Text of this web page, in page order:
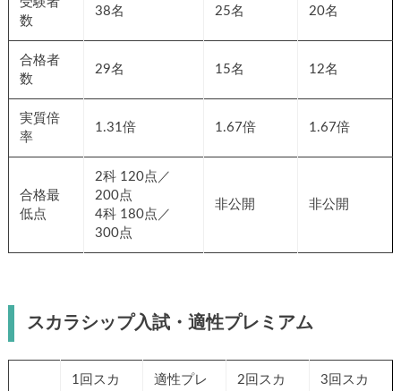
数
38名 25名 20名
合格者
数
29名 15名 12名
実質倍
率
1.31倍 1.67倍 1.67倍
合格最
低点
2科 120点／
200点
4科 180点／
300点
非公開 非公開
スカラシップ入試・適性プレミアム
1回スカ
適性プレ
2回スカ
3回スカ